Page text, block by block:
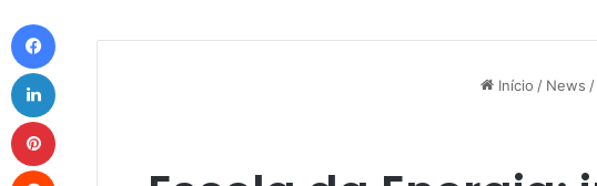
Início / News /